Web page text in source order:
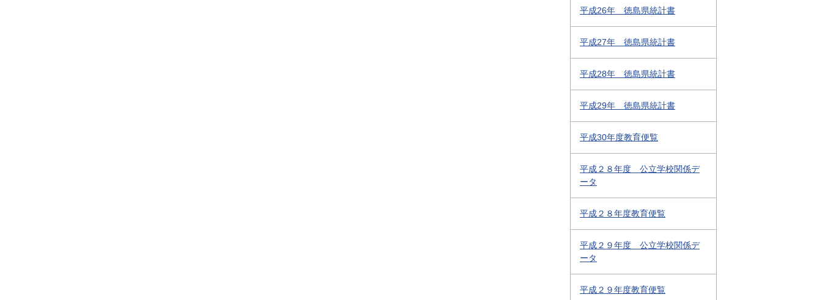
平成26年 徳島県統計書
平成27年 徳島県統計書
平成28年 徳島県統計書
平成29年 徳島県統計書
平成30年度教育便覧
平成２８年度 公立学校関係デ
ータ
平成２８年度教育便覧
平成２９年度 公立学校関係デ
ータ
平成２９年度教育便覧